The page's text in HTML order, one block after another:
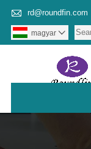
 rd@roundfin.com
magyar 